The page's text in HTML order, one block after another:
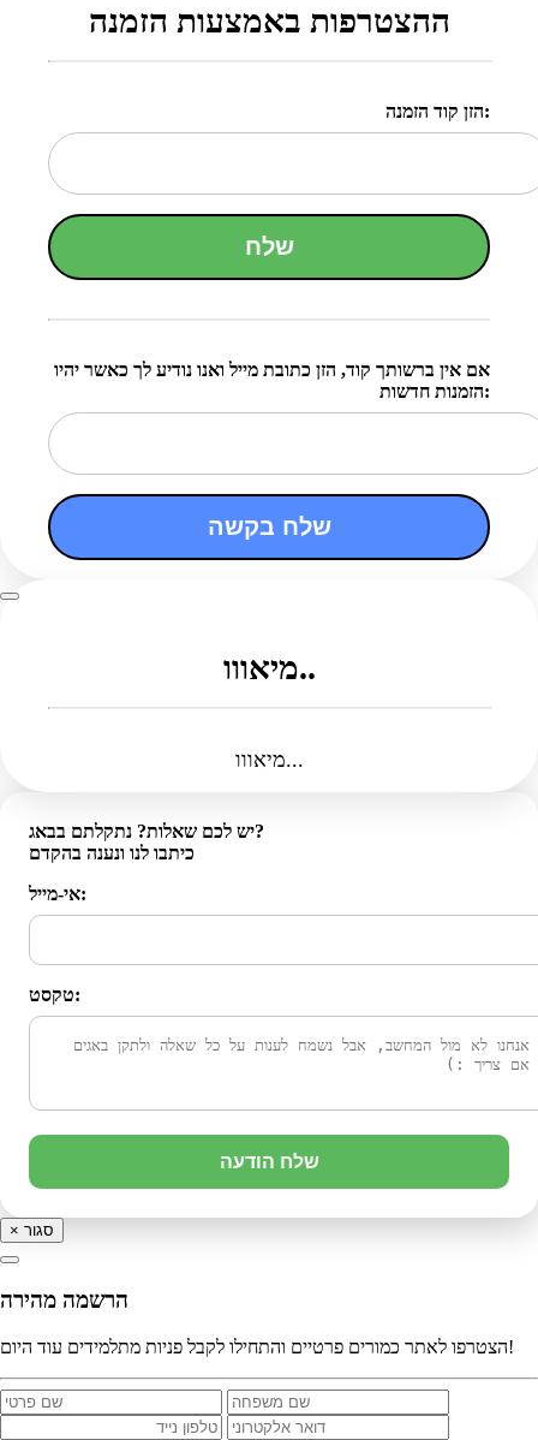
ההצטרפות באמצעות הזמנה
הזן קוד הזמנה:
שלח
אם אין ברשותך קוד, הזן כתובת מייל ואנו נודיע לך כאשר יהיו
הזמנות חדשות:
שלח בקשה
מיאווו..
מיאווו...
יש לכם שאלות? נתקלתם בבאג?
כיתבו לנו ונענה בהקדם
אי-מייל:
טקסט:
שלח הודעה
× סגור
הרשמה מהירה
הצטרפו לאתר כמורים פרטיים והתחילו לקבל פניות מתלמידים עוד היום!